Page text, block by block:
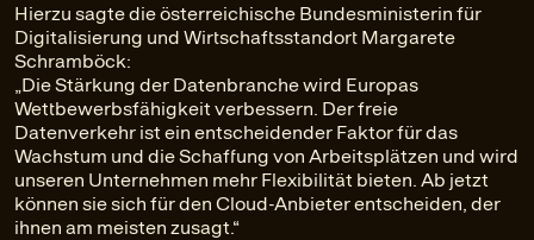
Hierzu sagte die österreichische Bundesministerin für
Digitalisierung und Wirtschaftsstandort Margarete
Schramböck:
„Die Stärkung der Datenbranche wird Europas
Wettbewerbsfähigkeit verbessern. Der freie
Datenverkehr ist ein entscheidender Faktor für das
Wachstum und die Schaffung von Arbeitsplätzen und wird
unseren Unternehmen mehr Flexibilität bieten. Ab jetzt
können sie sich für den Cloud-Anbieter entscheiden, der
ihnen am meisten zusagt.“